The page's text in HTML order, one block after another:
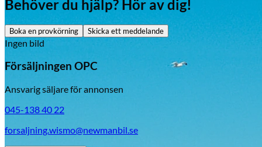
Visa alla fordon
Behöver du hjälp? Hör av dig!
Boka en provkörning Skicka ett meddelande
Ingen bild
Försäljningen OPC
Ansvarig säljare för annonsen
045-138 40 22
forsaljning.wismo@newmanbil.se